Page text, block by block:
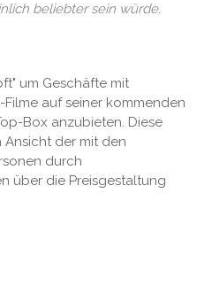
beliebter sein würde.
um Geschäfte mit
auf seiner kommenden
Box anzubieten. Diese
Ansicht der mit den
durch
über die Preisgestaltung